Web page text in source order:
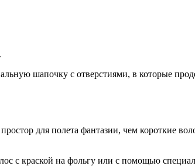
шапочку с отверстиями, в которые
для полета фантазии, чем короткие
с краской на фольгу или с помощью